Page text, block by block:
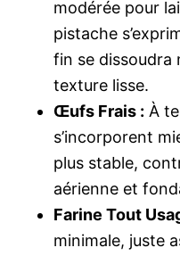
modérée pour
pistache
fin se dissoudra
texture lisse.
Œufs Frais : À
s’incorporent
plus stable,
aérienne et
Farine Tout
minimale, juste